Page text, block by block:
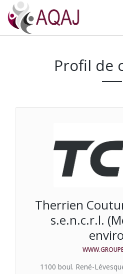
Profil de
Therrien
s.e.n.c.r.l.
1100 boul. René-